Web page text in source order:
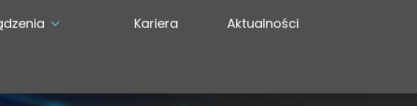
Kariera Aktualności